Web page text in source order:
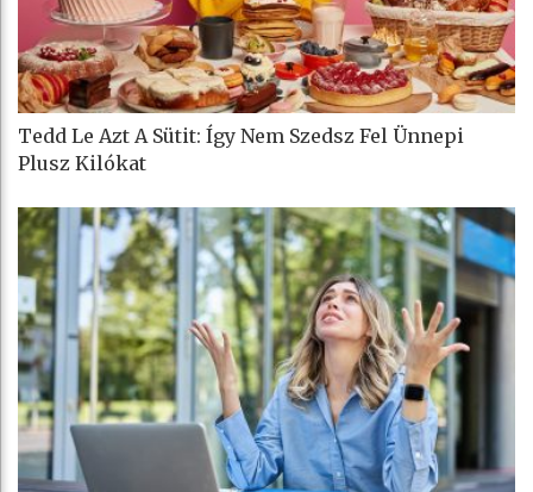
Tedd Le Azt A Sütit: Így Nem Szedsz Fel Ünnepi
Plusz Kilókat